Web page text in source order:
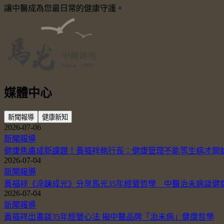
讓中醫成為您最日常的健康守護。
媒體中心
新聞報導 健康新知
2026-07-06
新聞報導
健康焦慮成新課題！黃福祥執行長：健康管理不能等生病才開
2026-07-04
新聞報導
黃福祥《淬鍊成光》分享馬光35年經營哲學 中醫治未病談健
2026-07-04
新聞報導
黃福祥出書談35年經營心法 揭中醫品牌「治未病」健康哲學